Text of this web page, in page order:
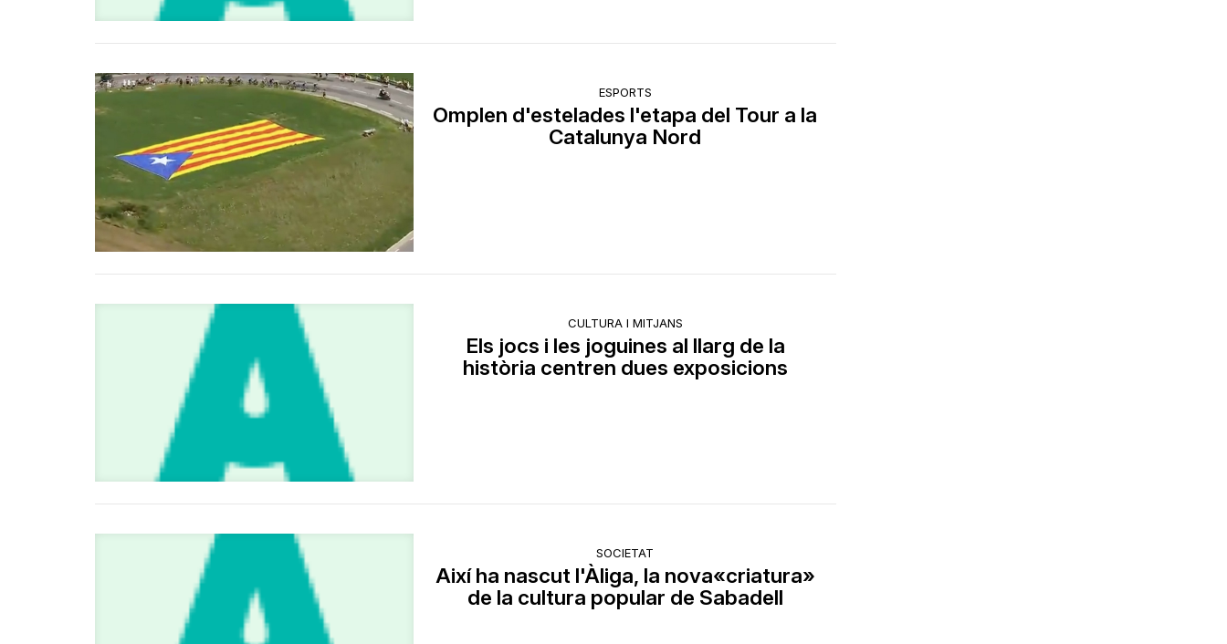
ESPORTS
Omplen d'estelades l'etapa del Tour a la
Catalunya Nord
CULTURA I MITJANS
Els jocs i les joguines al llarg de la
història centren dues exposicions
SOCIETAT
Així ha nascut l'Àliga, la nova«criatura»
de la cultura popular de Sabadell